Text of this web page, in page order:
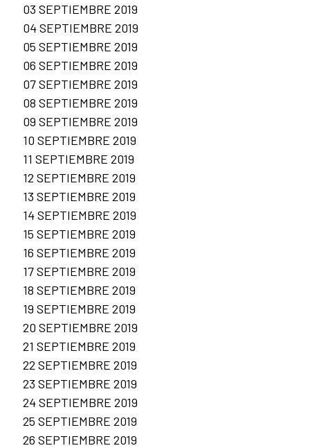
03 SEPTIEMBRE 2019
04 SEPTIEMBRE 2019
05 SEPTIEMBRE 2019
06 SEPTIEMBRE 2019
07 SEPTIEMBRE 2019
08 SEPTIEMBRE 2019
09 SEPTIEMBRE 2019
10 SEPTIEMBRE 2019
11 SEPTIEMBRE 2019
12 SEPTIEMBRE 2019
13 SEPTIEMBRE 2019
14 SEPTIEMBRE 2019
15 SEPTIEMBRE 2019
16 SEPTIEMBRE 2019
17 SEPTIEMBRE 2019
18 SEPTIEMBRE 2019
19 SEPTIEMBRE 2019
20 SEPTIEMBRE 2019
21 SEPTIEMBRE 2019
22 SEPTIEMBRE 2019
23 SEPTIEMBRE 2019
24 SEPTIEMBRE 2019
25 SEPTIEMBRE 2019
26 SEPTIEMBRE 2019